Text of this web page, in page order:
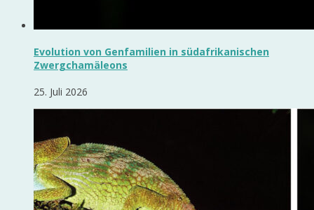
Evolution von Genfamilien in südafrikanischen
Zwergchamäleons
25. Juli 2026